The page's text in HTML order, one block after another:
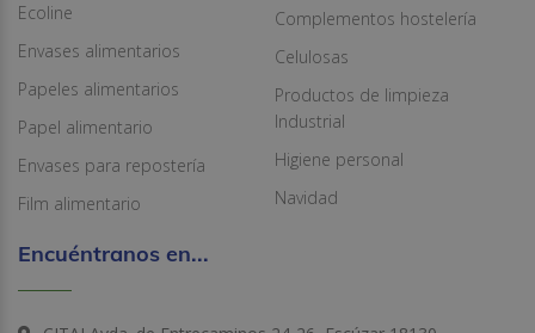
Ecoline
Envases alimentarios
Papeles alimentarios
Papel alimentario
Envases para repostería
Film alimentario
Complementos hostelería
Celulosas
Productos de limpieza
Industrial
Higiene personal
Navidad
Encuéntranos en...